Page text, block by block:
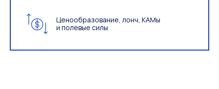
Ценообразование, лонч, КАМы
и полевые силы